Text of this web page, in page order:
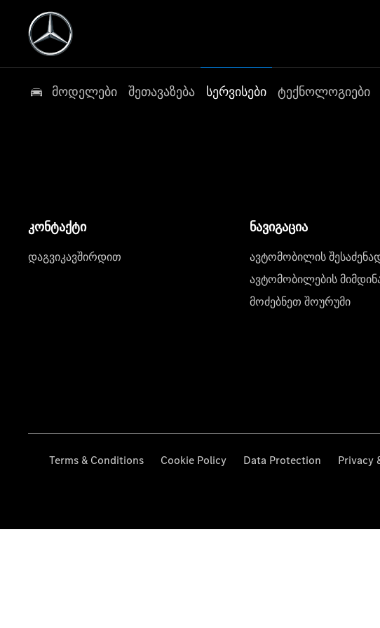
მოდელები შეთავაზება სერვისები ტექნოლოგიები
კონტაქტი
დაგვიკავშირდით
ნავიგაცია
ავტომობილის
ავტომობილების
მოძებნეთ შოურუმი
Terms & Conditions Cookie Policy Data Protection Privacy